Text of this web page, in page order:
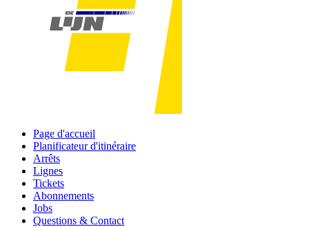
Page d'accueil
Planificateur d'itinéraire
Arrêts
Lignes
Tickets
Abonnements
Jobs
Questions & Contact